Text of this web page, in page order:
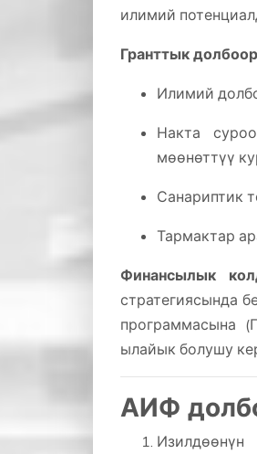
илимий
Гранттык
Илимий
Накта
мөөнөттүү
Санариптик
Тармактар
Финансылык
стратегиясында
программасына
ылайык болушу
АИФ